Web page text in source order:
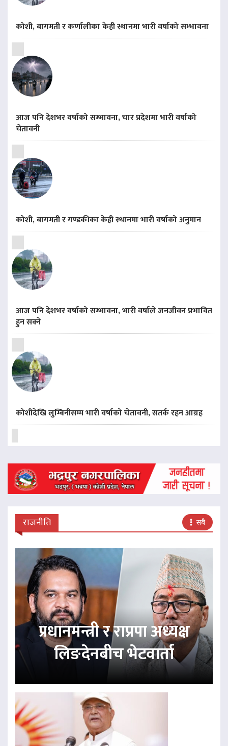
कोशी, बागमती र कर्णालीका केही स्थानमा भारी वर्षाको सम्भावना
आज पनि देशभर वर्षाको सम्भावना, चार प्रदेशमा भारी वर्षाको
चेतावनी
कोशी, बागमती र गण्डकीका केही स्थानमा भारी वर्षाको अनुमान
आज पनि देशभर वर्षाको सम्भावना, भारी वर्षाले जनजीवन प्रभावित
हुन सक्ने
कोशीदेखि लुम्बिनीसम्म भारी वर्षाको चेतावनी, सतर्क रहन आग्रह
राजनीति सबै
प्रधानमन्त्री र राप्रपा अध्यक्ष
लिङदेनबीच भेटवार्ता